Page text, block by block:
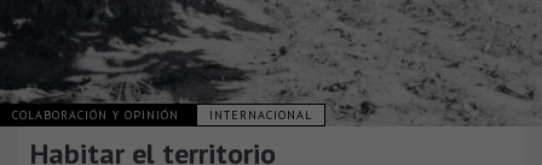
COLABORACIÓN Y OPINIÓN INTERNACIONAL
Habitar el territorio